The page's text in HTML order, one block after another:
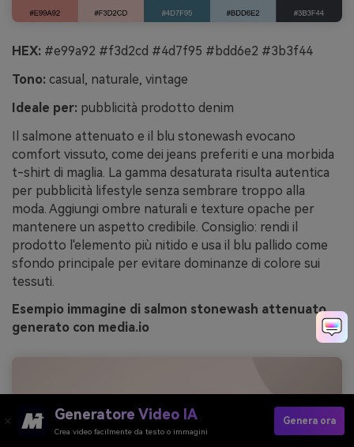
HEX: #e99a92 #f3d2cd #4d7f95 #bdd6e2 #3b3f44
Tono: casual, naturale, vintage
Ideale per: pubblicità prodotto denim
Il salmone attenuato e il blu stonewash evocano
comfort vissuto, come dei jeans preferiti e una morbida
t-shirt di maglia. La gamma desaturata risulta autentica
per pubblicità lifestyle senza sembrare troppo alla
moda. Aggiungi ombre naturali e texture opache per
mantenere un aspetto credibile. Consiglio: rendi il
prodotto l'elemento più nitido e usa il blu pallido come
sfondo principale per evitare dominanze di colore sui
tessuti.
Esempio immagine di salmon stonewash attenuato
generato con media.io
Generatore Video IA
Crea video facilmente da testo o immagini
Genera ora